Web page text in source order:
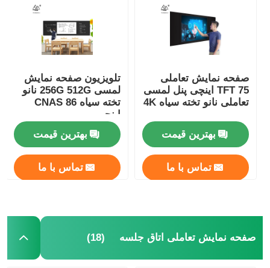
صفحه نمایش تعاملی
TFT 75 اینچی پنل لمسی
تعاملی نانو تخته سیاه 4K
بهترین قیمت
تماس با ما
تلویزیون صفحه نمایش
لمسی 256G 512G نانو
تخته سیاه CNAS 86
اینچی
بهترین قیمت
تماس با ما
صفحه نمایش تعاملی اتاق جلسه (18)